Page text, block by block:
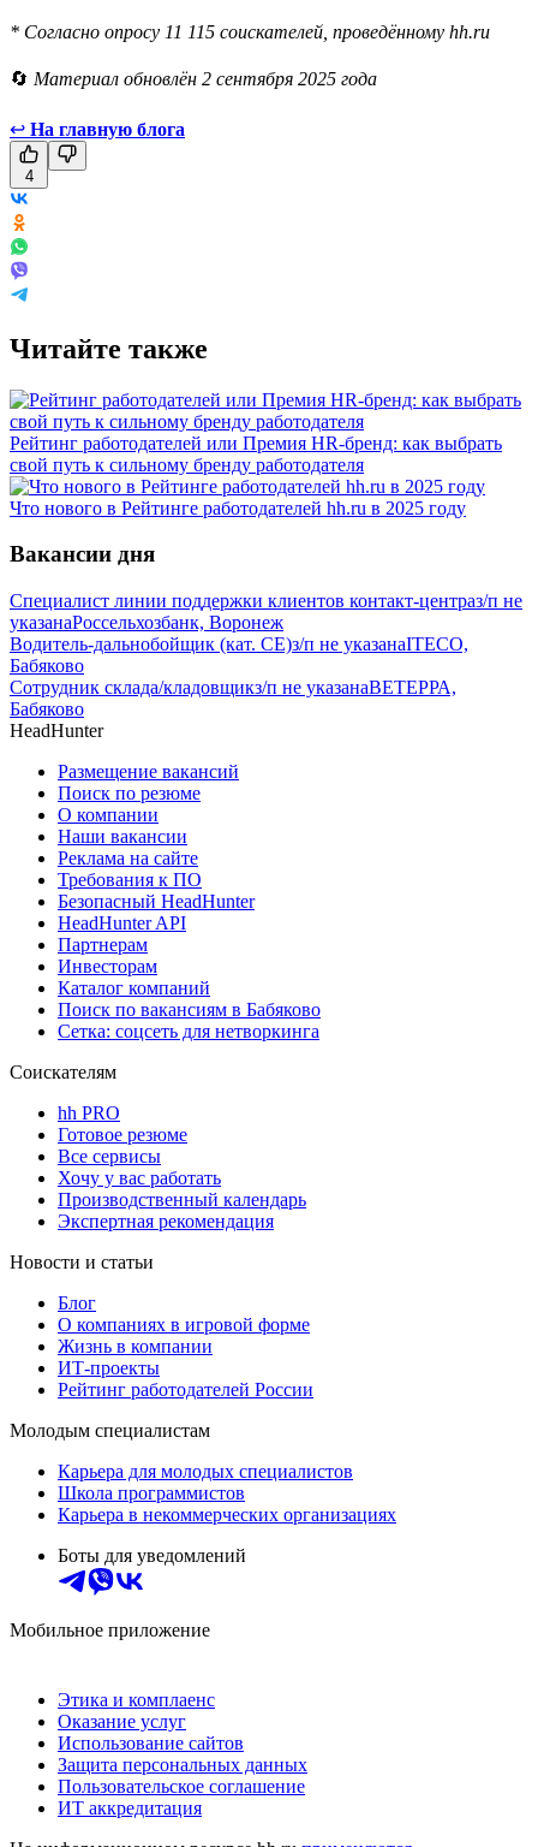
* Согласно опросу 11 115 соискателей, проведённому hh.ru
🔄 Материал обновлён 2 сентября 2025 года
↩ На главную блога
4
Читайте также
Рейтинг работодателей или Премия HR-бренд: как выбрать
свой путь к сильному бренду работодателя
Что нового в Рейтинге работодателей hh.ru в 2025 году
Вакансии дня
Специалист линии поддержки клиентов контакт-центраз/п не
указанаРоссельхозбанк, Воронеж
Водитель-дальнобойщик (кат. CE)з/п не указанаITECO,
Бабяково
Сотрудник склада/кладовщикз/п не указанаВЕТЕРРА,
Бабяково
HeadHunter
Размещение вакансий
Поиск по резюме
О компании
Наши вакансии
Реклама на сайте
Требования к ПО
Безопасный HeadHunter
HeadHunter API
Партнерам
Инвесторам
Каталог компаний
Поиск по вакансиям в Бабяково
Сетка: соцсеть для нетворкинга
Соискателям
hh PRO
Готовое резюме
Все сервисы
Хочу у вас работать
Производственный календарь
Экспертная рекомендация
Новости и статьи
Блог
О компаниях в игровой форме
Жизнь в компании
ИТ-проекты
Рейтинг работодателей России
Молодым специалистам
Карьера для молодых специалистов
Школа программистов
Карьера в некоммерческих организациях
Боты для уведомлений
Мобильное приложение
Этика и комплаенс
Оказание услуг
Использование сайтов
Защита персональных данных
Пользовательское соглашение
ИТ аккредитация